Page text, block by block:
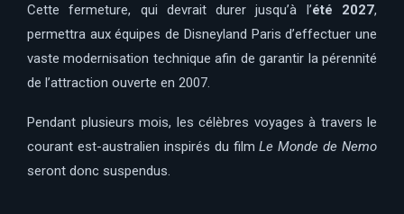
Cette fermeture, qui devrait durer jusqu’à l’été 2027,
permettra aux équipes de Disneyland Paris d’effectuer une
vaste modernisation technique afin de garantir la pérennité
de l’attraction ouverte en 2007.
Pendant plusieurs mois, les célèbres voyages à travers le
courant est-australien inspirés du filmLe Monde de Nemo
seront donc suspendus.